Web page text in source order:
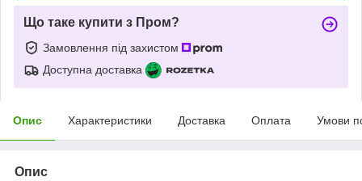
Що таке купити з Пром?
Замовлення під захистом
Доступна доставка
Опис Характеристики Доставка Оплата Умови
Опис